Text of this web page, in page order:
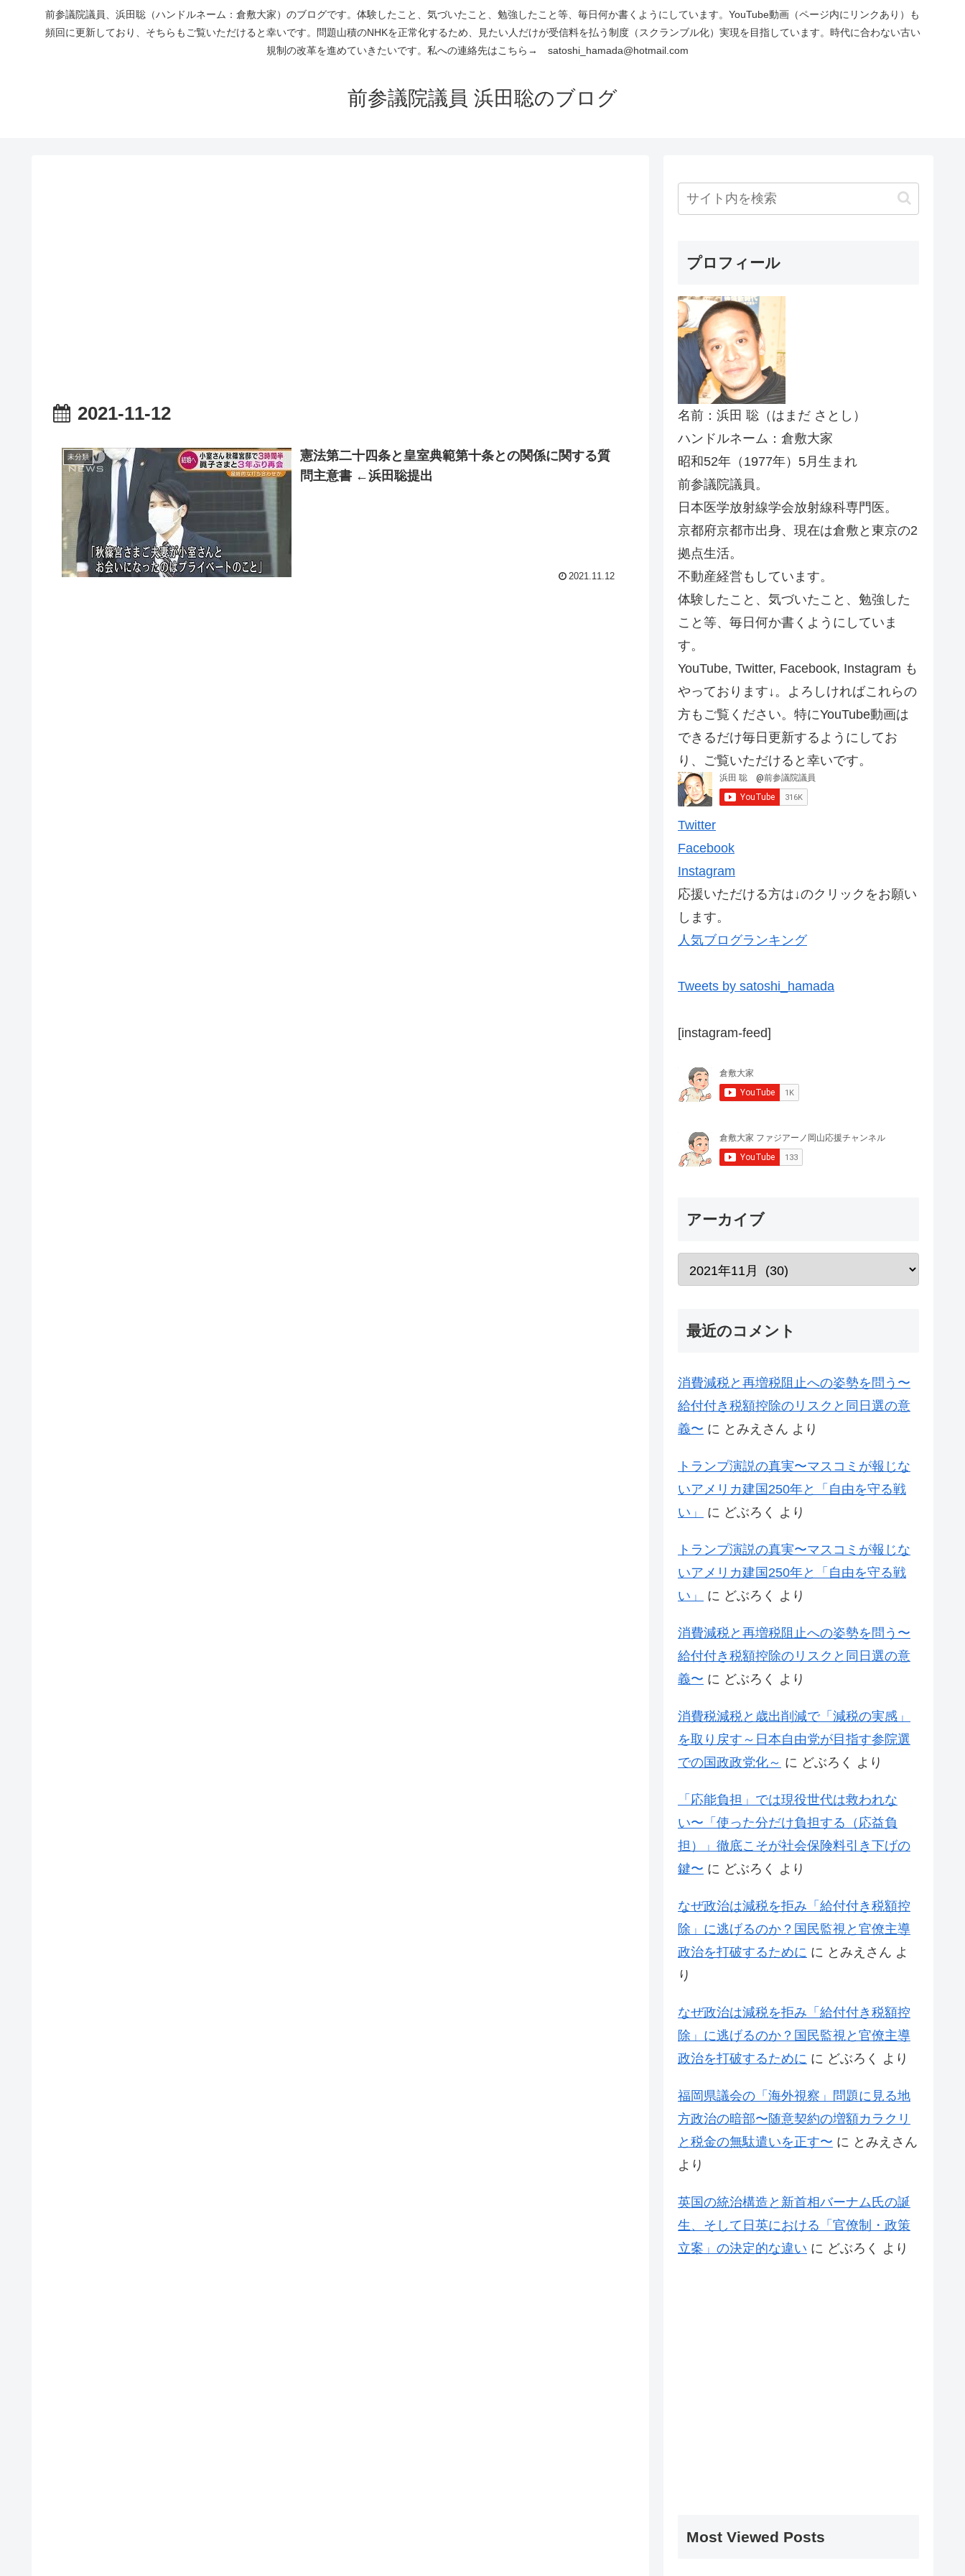
前参議院議員、浜田聡（ハンドルネーム：倉敷大家）のブログです。体験したこと、気づいたこと、勉強したこと等、毎日何か書くようにしています。YouTube動画（ページ内にリンクあり）も
頻回に更新しており、そちらもご覧いただけると幸いです。問題山積のNHKを正常化するため、見たい人だけが受信料を払う制度（スクランブル化）実現を目指しています。時代に合わない古い
規制の改革を進めていきたいです。私への連絡先はこちら→ satoshi_hamada@hotmail.com
前参議院議員 浜田聡のブログ
2021-11-12
未分類
憲法第二十四条と皇室典範第十条との関係に関する質
問主意書 ←浜田聡提出
2021.11.12
プロフィール
名前：浜田 聡（はまだ さとし）
ハンドルネーム：倉敷大家
昭和52年（1977年）5月生まれ
前参議院議員。
日本医学放射線学会放射線科専門医。
京都府京都市出身、現在は倉敷と東京の2
拠点生活。
不動産経営もしています。
体験したこと、気づいたこと、勉強した
こと等、毎日何か書くようにしていま
す。
YouTube, Twitter, Facebook, Instagram も
やっております↓。よろしければこれらの
方もご覧ください。特にYouTube動画は
できるだけ毎日更新するようにしてお
り、ご覧いただけると幸いです。
Twitter
Facebook
Instagram
応援いただける方は↓のクリックをお願い
します。
人気ブログランキング
Tweets by satoshi_hamada
[instagram-feed]
アーカイブ
最近のコメント
消費減税と再増税阻止への姿勢を問う〜
給付付き税額控除のリスクと同日選の意
義〜 に とみえさん より
トランプ演説の真実〜マスコミが報じな
いアメリカ建国250年と「自由を守る戦
い」
に どぶろく より
トランプ演説の真実〜マスコミが報じな
いアメリカ建国250年と「自由を守る戦
い」
に どぶろく より
消費減税と再増税阻止への姿勢を問う〜
給付付き税額控除のリスクと同日選の意
義〜 に どぶろく より
消費税減税と歳出削減で「減税の実感」
を取り戻す～日本自由党が目指す参院選
での国政政党化～ に どぶろく より
「応能負担」では現役世代は救われな
い〜「使った分だけ負担する（応益負
担）」徹底こそが社会保険料引き下げの
鍵〜 に どぶろく より
なぜ政治は減税を拒み「給付付き税額控
除」に逃げるのか？国民監視と官僚主導
政治を打破するために に とみえさん よ
り
なぜ政治は減税を拒み「給付付き税額控
除」に逃げるのか？国民監視と官僚主導
政治を打破するために に どぶろく より
福岡県議会の「海外視察」問題に見る地
方政治の暗部〜随意契約の増額カラクリ
と税金の無駄遣いを正す〜 に とみえさん
より
英国の統治構造と新首相バーナム氏の誕
生、そして日英における「官僚制・政策
立案」の決定的な違い に どぶろく より
Most Viewed Posts